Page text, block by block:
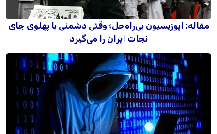
مقاله: اپوزیسیون بی‌راه‌حل؛ وقتی دشمنی با پهلوی جای
نجات ایران را می‌گیرد